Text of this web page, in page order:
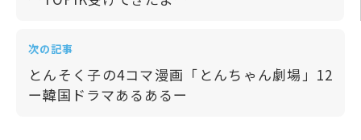
次の記事
とんそく子の4コマ漫画「とんちゃん劇場」12
ー韓国ドラマあるあるー